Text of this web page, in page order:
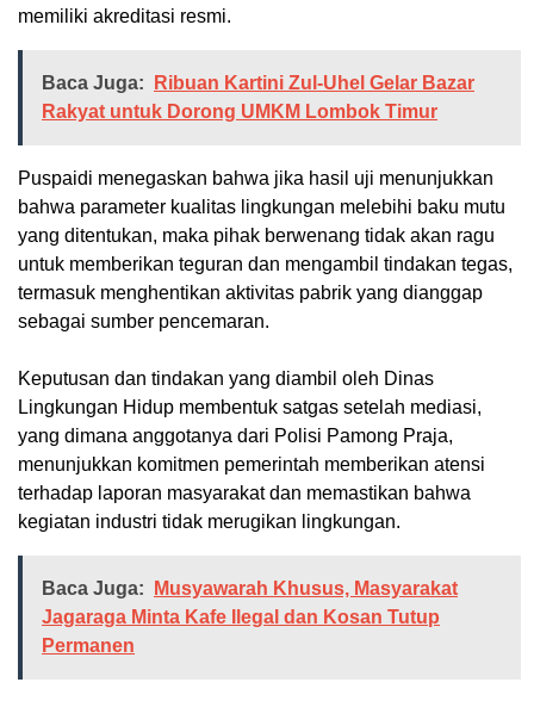
memiliki akreditasi resmi.
Baca Juga:
Ribuan Kartini Zul-Uhel Gelar Bazar
Rakyat untuk Dorong UMKM Lombok Timur
Puspaidi menegaskan bahwa jika hasil uji menunjukkan
bahwa parameter kualitas lingkungan melebihi baku mutu
yang ditentukan, maka pihak berwenang tidak akan ragu
untuk memberikan teguran dan mengambil tindakan tegas,
termasuk menghentikan aktivitas pabrik yang dianggap
sebagai sumber pencemaran.
Keputusan dan tindakan yang diambil oleh Dinas
Lingkungan Hidup membentuk satgas setelah mediasi,
yang dimana anggotanya dari Polisi Pamong Praja,
menunjukkan komitmen pemerintah memberikan atensi
terhadap laporan masyarakat dan memastikan bahwa
kegiatan industri tidak merugikan lingkungan.
Baca Juga:
Musyawarah Khusus, Masyarakat
Jagaraga Minta Kafe Ilegal dan Kosan Tutup
Permanen